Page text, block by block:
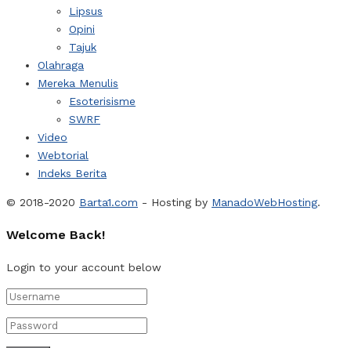
Lipsus
Opini
Tajuk
Olahraga
Mereka Menulis
Esoterisisme
SWRF
Video
Webtorial
Indeks Berita
© 2018-2020 Barta1.com - Hosting by ManadoWebHosting.
Welcome Back!
Login to your account below